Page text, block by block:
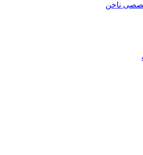
ناخن